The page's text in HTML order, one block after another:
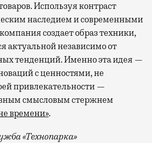
Используя контраст
наследием и современными
создает образ техники,
актуальной независимо от
тенденций. Именно эта идея —
с ценностями, не
привлекательности —
смысловым стержнем
времени».
«Технопарка»